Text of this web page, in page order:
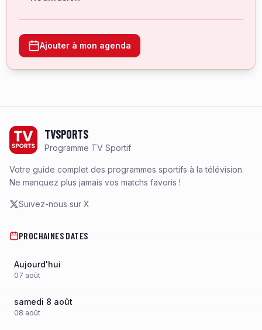
Ajouter à mon agenda
TVSPORTS
Programme TV Sportif
Votre guide complet des programmes sportifs à la télévision.
Ne manquez plus jamais vos matchs favoris !
Suivez-nous sur X
PROCHAINES DATES
Aujourd'hui
07 août
samedi 8 août
08 août